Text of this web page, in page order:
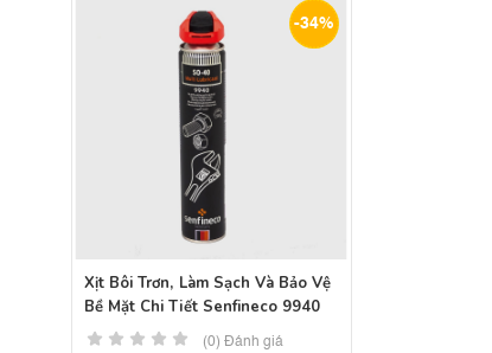
-34%
Xịt Bôi Trơn, Làm Sạch Và Bảo Vệ
Bề Mặt Chi Tiết Senfineco 9940
(0) Đánh giá